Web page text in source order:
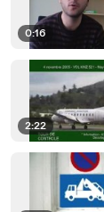
0:16
2:22